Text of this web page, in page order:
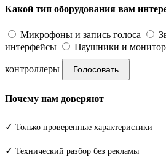
Какой тип оборудования вам
Микрофоны и запись голоса
интерфейсы
Наушники и
контроллеры Голосовать
Почему нам доверяют
✓ Только проверенные характеристики
✓ Технический разбор без рекламы